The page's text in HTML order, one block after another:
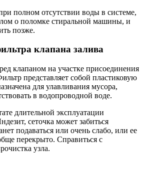
полном отсутствии воды в системе,
о поломке стиральной машины, и
позже.
клапана залива
клапаном на участке присоединения
представляет собой пластиковую
для улавливания мусора,
в водопроводной воде.
длительной эксплуатации
сеточка может забиться
подаваться или очень слабо, или ее
перекрыто. Справиться с
узла.